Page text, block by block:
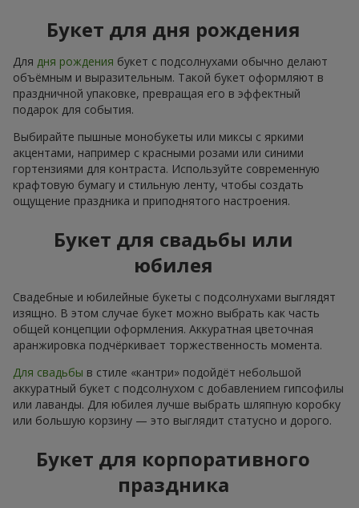
Букет для дня рождения
Для дня рождения букет с подсолнухами обычно делают
объёмным и выразительным. Такой букет оформляют в
праздничной упаковке, превращая его в эффектный
подарок для события.
Выбирайте пышные монобукеты или миксы с яркими
акцентами, например с красными розами или синими
гортензиями для контраста. Используйте современную
крафтовую бумагу и стильную ленту, чтобы создать
ощущение праздника и приподнятого настроения.
Букет для свадьбы или
юбилея
Свадебные и юбилейные букеты с подсолнухами выглядят
изящно. В этом случае букет можно выбрать как часть
общей концепции оформления. Аккуратная цветочная
аранжировка подчёркивает торжественность момента.
Для свадьбы в стиле «кантри» подойдёт небольшой
аккуратный букет с подсолнухом с добавлением гипсофилы
или лаванды. Для юбилея лучше выбрать шляпную коробку
или большую корзину — это выглядит статусно и дорого.
Букет для корпоративного
праздника